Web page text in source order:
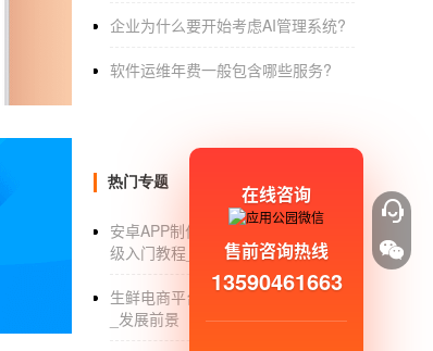
3、天气，你做不过墨迹~
如果合一起，你做不过腾讯 ......
如果你找人开发一个这样的应用，我建
个人或团队给你建议和信息了;
企业为什么要开始考虑AI管理系统?
软件运维年费一般包含哪些服务?
热门专题
安卓APP制作软件_安卓APP制作初
级入门教程_软件开发_安卓系统
生鲜电商平台_生鲜电商平台有哪些
_发展前景
在线咨询
售前咨询热线
13590461663